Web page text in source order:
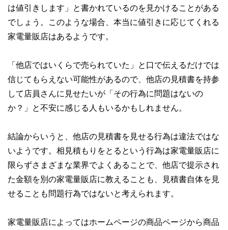
執筆者・監修者による執筆体制を築くことで、内容のわかり
やすさはもちろんのこと、読み応えのあるコンテンツと確か
な情報発信を実現しています。
私たちは、快適でより良い生活のアイデアを提供するお金の
は値引きします」と書かれているのを見かけることがある
でしょう。このような場合、本当に値引きに応じてくれる
家電量販店はあるようです。
「他店ではいくらで売られていた」と口で伝えるだけでは
信じてもらえない可能性があるので、他店の見積書を持参
して店員さんに見せたいが「その行為に問題はないの
か？」と不安に感じる人もいるかもしれません。
結論からいうと、他店の見積書を見せる行為は違法ではな
いようです。相見積もりをとるという行為は家電量販店に
限らずさまざまな業界でよくあることで、他店で提示され
た金額を別の家電量販店に教えることも、見積書自体を見
せることも問題行為ではないと考えられます。
家電量販店によってはホームページの商品ページから商品